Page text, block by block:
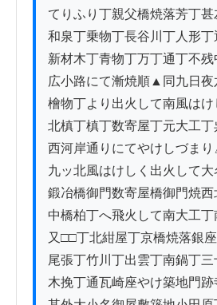
てりふり丁親父橋焼落芳丁
和泉丁乗物丁長谷川丁人形丁
新材木丁青物丁万丁通丁不残
広小路にて漸焼順▲同九日夜
檜物丁より出火して南風は
北槙丁槙丁数寄屋丁元大工丁
西河岸通りにてやけしづま
九ッ北風はけしく出火して大
鍛冶橋御門数寄屋橋御門焼西
中橋柏丁へ飛火して南大工
又□□丁北紺屋丁京橋焼落銀
尾張丁竹川丁出雲丁南鍋丁三
木挽丁通瓦崎座やけ築地門跡